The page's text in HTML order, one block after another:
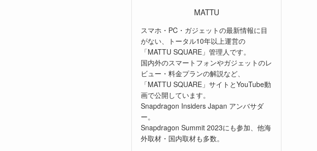
MATTU
スマホ・PC・ガジェットの最新情報に目
がない、トータル10年以上運営の
「MATTU SQUARE」管理人です。
国内外のスマートフォンやガジェットのレ
ビュー・料金プランの解説など、
「MATTU SQUARE」サイトとYouTube動
画で公開しています。
Snapdragon Insiders Japan アンバサダ
ー。
Snapdragon Summit 2023にも参加、他海
外取材・国内取材も多数。